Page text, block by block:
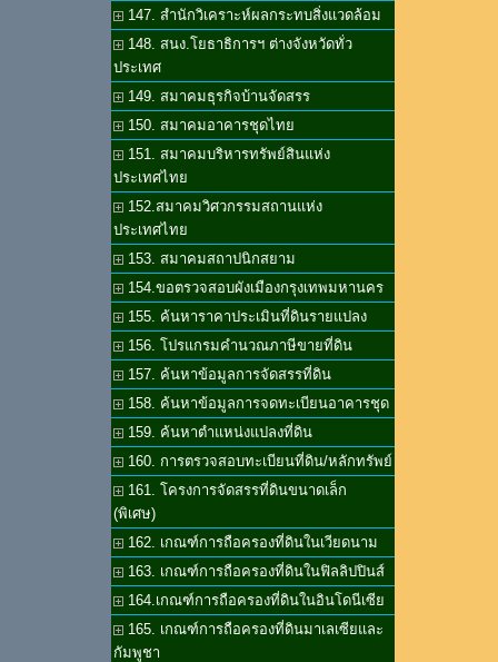
147. สำนักวิเคราะห์ผลกระทบสิ่งแวดล้อม
148. สนง.โยธาธิการฯ ต่างจังหวัดทั่ว
ประเทศ
149. สมาคมธุรกิจบ้านจัดสรร
150. สมาคมอาคารชุดไทย
151. สมาคมบริหารทรัพย์สินแห่ง
ประเทศไทย
152.สมาคมวิศวกรรมสถานแห่ง
ประเทศไทย
153. สมาคมสถาปนิกสยาม
154.ขอตรวจสอบผังเมืองกรุงเทพมหานคร
155. ค้นหาราคาประเมินที่ดินรายแปลง
156. โปรแกรมคำนวณภาษีขายที่ดิน
157. ค้นหาข้อมูลการจัดสรรที่ดิน
158. ค้นหาข้อมูลการจดทะเบียนอาคารชุด
159. ค้นหาตำแหน่งแปลงที่ดิน
160. การตรวจสอบทะเบียนที่ดิน/หลักทรัพย์
161. โครงการจัดสรรที่ดินขนาดเล็ก
(พิเศษ)
162. เกณฑ์การถือครองที่ดินในเวียดนาม
163. เกณฑ์การถือครองที่ดินในฟิลลิปปินส์
164.เกณฑ์การถือครองที่ดินในอินโดนีเซีย
165. เกณฑ์การถือครองที่ดินมาเลเซียและ
กัมพูชา